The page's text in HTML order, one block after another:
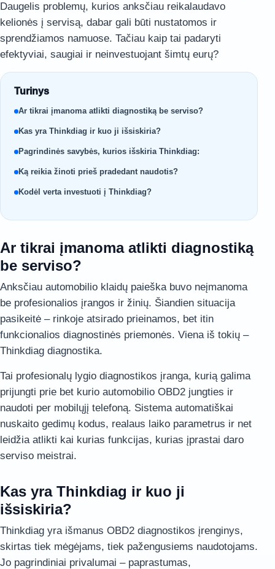
Daugelis problemų, kurios anksčiau reikalaudavo
kelionės į servisą, dabar gali būti nustatomos ir
sprendžiamos namuose. Tačiau kaip tai padaryti
efektyviai, saugiai ir neinvestuojant šimtų eurų?
Turinys
Ar tikrai įmanoma atlikti diagnostiką be serviso?
Kas yra Thinkdiag ir kuo ji išsiskiria?
Pagrindinės savybės, kurios išskiria Thinkdiag:
Ką reikia žinoti prieš pradedant naudotis?
Kodėl verta investuoti į Thinkdiag?
Ar tikrai įmanoma atlikti diagnostiką
be serviso?
Anksčiau automobilio klaidų paieška buvo neįmanoma
be profesionalios įrangos ir žinių. Šiandien situacija
pasikeitė – rinkoje atsirado prieinamos, bet itin
funkcionalios diagnostinės priemonės. Viena iš tokių –
Thinkdiag diagnostika.
Tai profesionalų lygio diagnostikos įranga, kurią galima
prijungti prie bet kurio automobilio OBD2 jungties ir
naudoti per mobilųjį telefoną. Sistema automatiškai
nuskaito gedimų kodus, realaus laiko parametrus ir net
leidžia atlikti kai kurias funkcijas, kurias įprastai daro
serviso meistrai.
Kas yra Thinkdiag ir kuo ji
išsiskiria?
Thinkdiag yra išmanus OBD2 diagnostikos įrenginys,
skirtas tiek mėgėjams, tiek pažengusiems naudotojams.
Jo pagrindiniai privalumai – paprastumas,